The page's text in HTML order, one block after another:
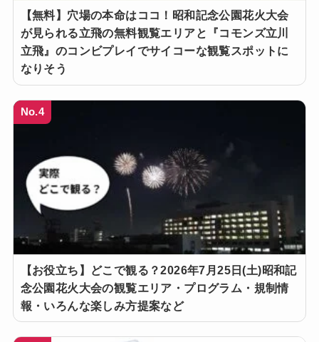
【無料】穴場の本命はココ！昭和記念公園花火大会
が見られる立飛の無料観覧エリアと『コモンズ立川
立飛』のコンビプレイでサイコーな観覧スポットに
なりそう
No.4
【お役立ち】どこで観る？2026年7月25日(土)昭和記
念公園花火大会の観覧エリア・プログラム・規制情
報・いろんな楽しみ方提案など